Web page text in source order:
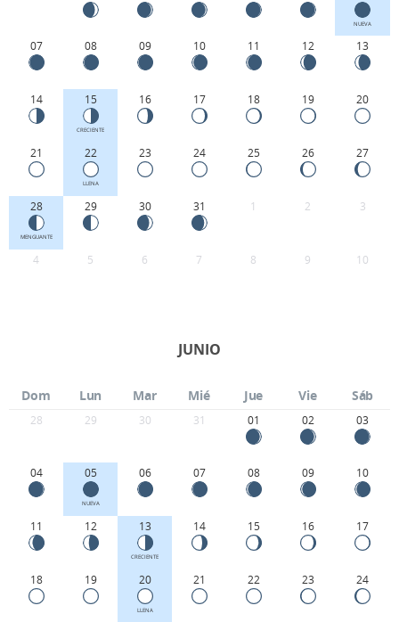
NUEVA
07 08 09 10 11 12 13
14 15
CRECIENTE
16 17 18 19 20
21 22
LLENA
23 24 25 26 27
28
MENGUANTE
29 30 31 1 2 3
4 5 6 7 8 9 10
JUNIO
Dom Lun Mar Mié Jue Vie Sáb
28 29 30 31 01 02 03
04 05
NUEVA
06 07 08 09 10
11 12 13
CRECIENTE
14 15 16 17
18 19 20
LLENA
21 22 23 24